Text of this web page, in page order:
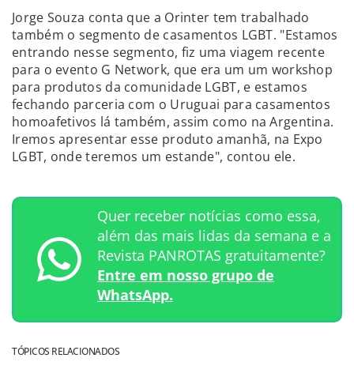
Jorge Souza conta que a Orinter tem trabalhado
também o segmento de casamentos LGBT. "Estamos
entrando nesse segmento, fiz uma viagem recente
para o evento G Network, que era um um workshop
para produtos da comunidade LGBT, e estamos
fechando parceria com o Uruguai para casamentos
homoafetivos lá também, assim como na Argentina.
Iremos apresentar esse produto amanhã, na Expo
LGBT, onde teremos um estande", contou ele.
Quer receber notícias como essa,
além das mais lidas da semana e a
Revista PANROTAS gratuitamente?
Entre em nosso grupo de
WhatsApp.
TÓPICOS RELACIONADOS